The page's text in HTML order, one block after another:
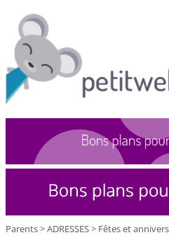
Parents>ADRESSES> Fêtes et